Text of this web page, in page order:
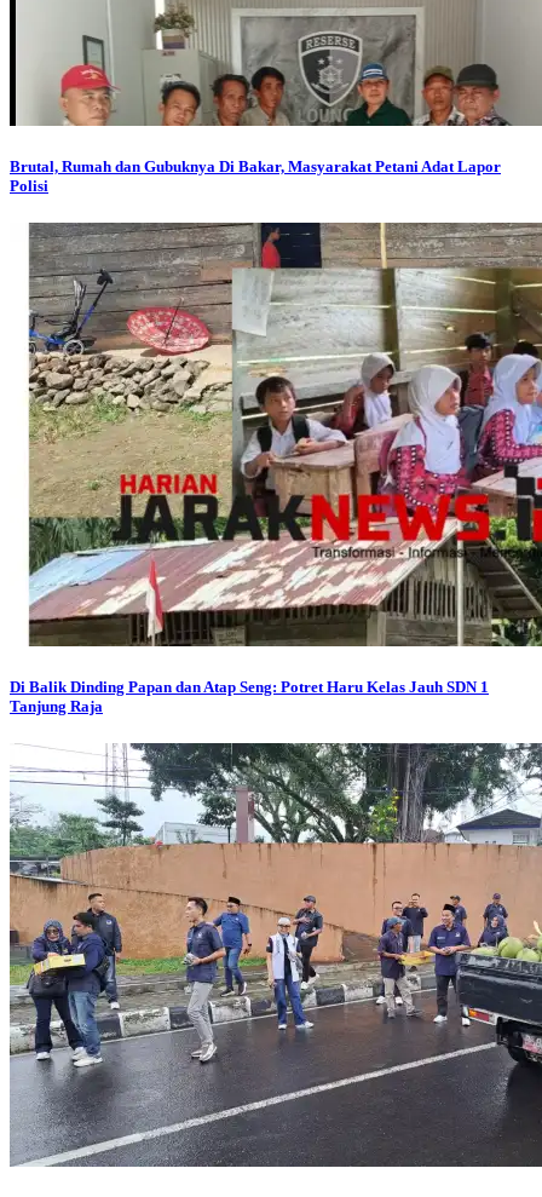
Brutal, Rumah dan Gubuknya Di Bakar, Masyarakat Petani Adat Lapor
Polisi
Di Balik Dinding Papan dan Atap Seng: Potret Haru Kelas Jauh SDN 1
Tanjung Raja